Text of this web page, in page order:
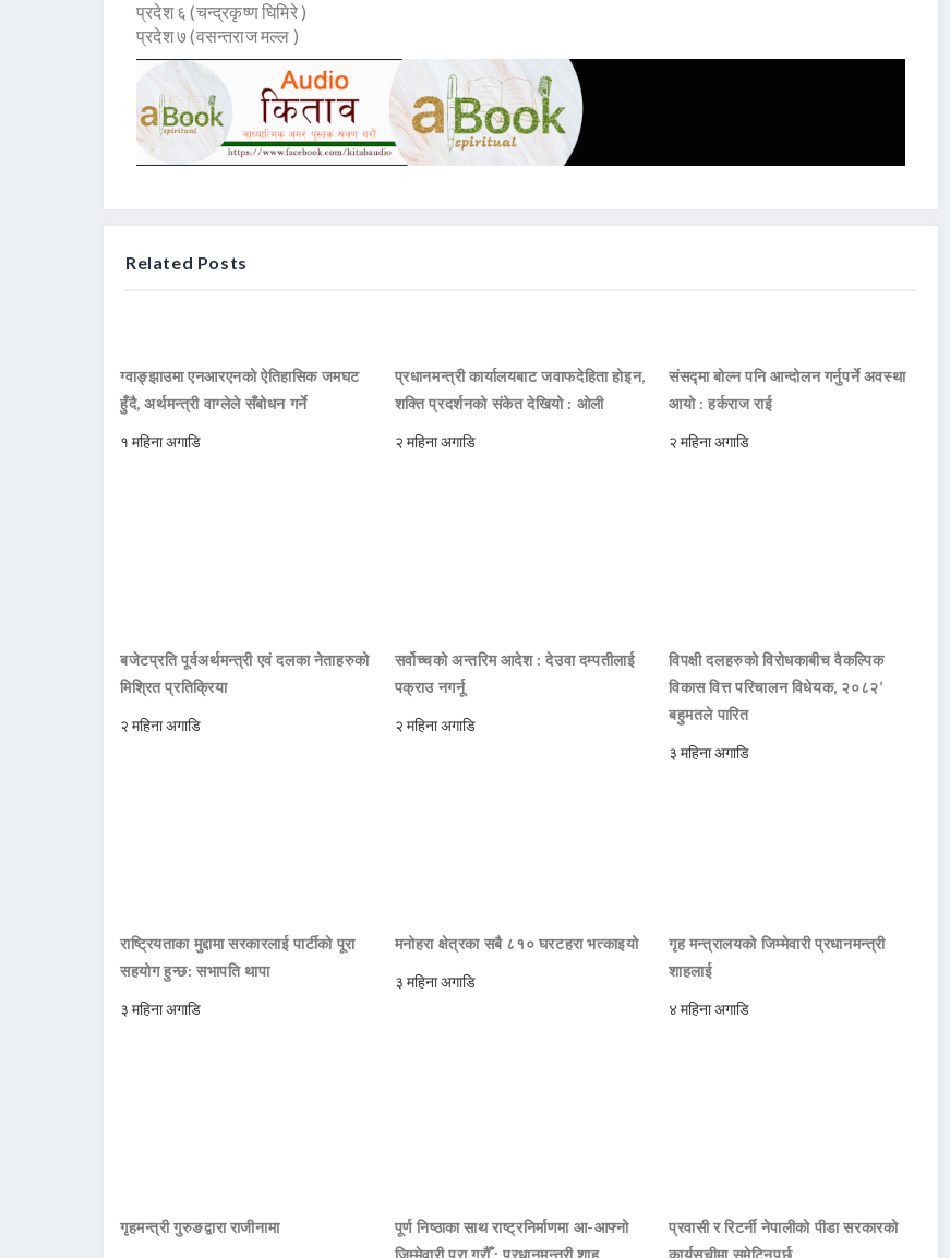
प्रदेश ६ (चन्द्रकृष्ण घिमिरे )
प्रदेश ७ (वसन्तराज मल्ल )
Related Posts
ग्वाङ्झाउमा एनआरएनको ऐतिहासिक जमघट
हुँदै, अर्थमन्त्री वाग्लेले सँबोधन गर्ने
१ महिना अगाडि
प्रधानमन्त्री कार्यालयबाट जवाफदेहिता होइन,
शक्ति प्रदर्शनको संकेत देखियो : ओली
२ महिना अगाडि
संसद्मा बोल्न पनि आन्दोलन गर्नुपर्ने अवस्था
आयो : हर्कराज राई
२ महिना अगाडि
बजेटप्रति पूर्वअर्थमन्त्री एवं दलका नेताहरुको
मिश्रित प्रतिक्रिया
२ महिना अगाडि
सर्वोच्चको अन्तरिम आदेश : देउवा दम्पतीलाई
पक्राउ नगर्नू
२ महिना अगाडि
विपक्षी दलहरुको विरोधकाबीच वैकल्पिक
विकास वित्त परिचालन विधेयक, २०८२’
बहुमतले पारित
३ महिना अगाडि
राष्ट्रियताका मुद्दामा सरकारलाई पार्टीको पूरा
सहयोग हुन्छ: सभापति थापा
३ महिना अगाडि
मनोहरा क्षेत्रका सबै ८१० घरटहरा भत्काइयो
३ महिना अगाडि
गृह मन्त्रालयको जिम्मेवारी प्रधानमन्त्री
शाहलाई
४ महिना अगाडि
गृहमन्त्री गुरुङद्वारा राजीनामा
पूर्ण निष्ठाका साथ राष्ट्रनिर्माणमा आ-आफ्नो
जिम्मेवारी पूरा गरौँ : प्रधानमन्त्री शाह
प्रवासी र रिटर्नी नेपालीको पीडा सरकारको
कार्यसूचीमा समेटिनुपर्छ